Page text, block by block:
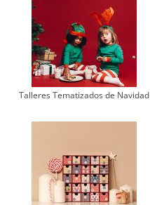
Talleres Tematizados de Navidad